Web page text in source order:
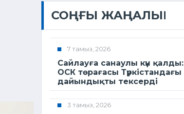
СОҢҒЫ ЖАҢАЛЫҚ
7 тамыз, 2026
Сайлауға санаулы күн қалды:
ОСК төрағасы Түркістандағы
дайындықты тексерді
3 тамыз, 2026